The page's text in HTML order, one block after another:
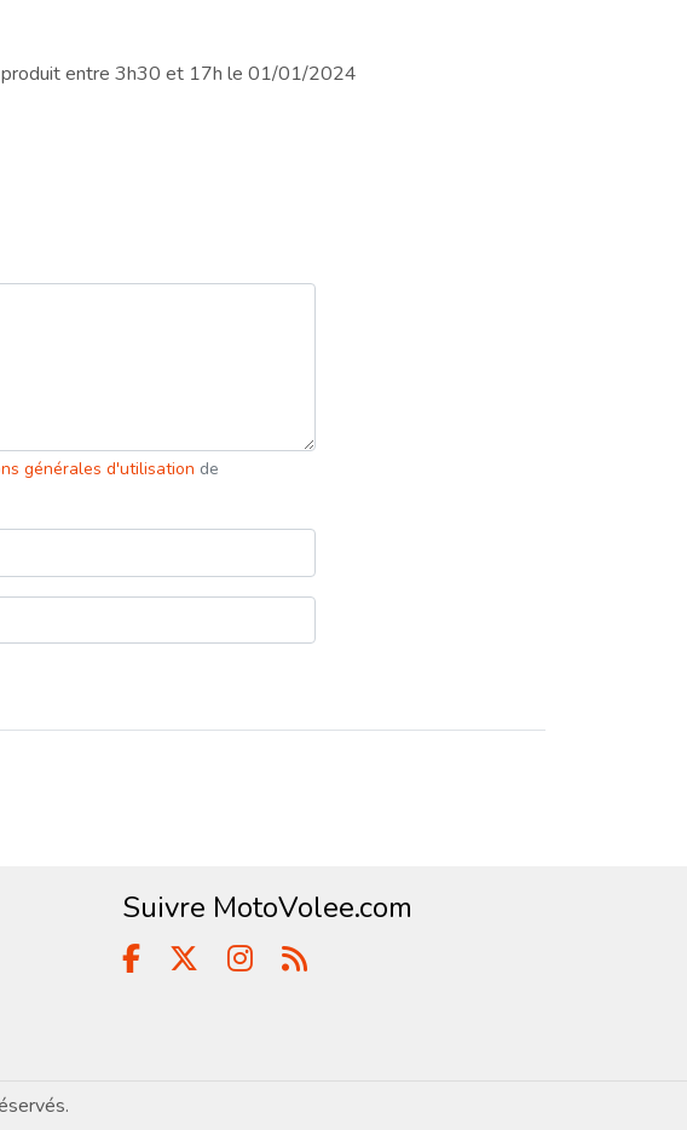
produit entre 3h30 et 17h le 01/01/2024
générales d'utilisation de
Suivre MotoVolee.com